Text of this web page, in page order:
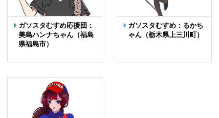
ガソスタむすめ応援団：
美島ハンナちゃん（福島
県福島市）
ガソスタむすめ：るかち
ゃん（栃木県上三川町）